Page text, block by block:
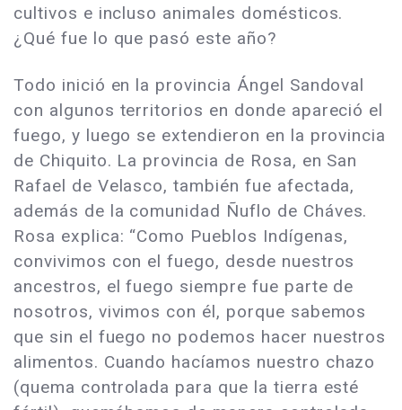
cultivos e incluso animales domésticos.
¿Qué fue lo que pasó este año?
Todo inició en la provincia Ángel Sandoval
con algunos territorios en donde apareció el
fuego, y luego se extendieron en la provincia
de Chiquito. La provincia de Rosa, en San
Rafael de Velasco, también fue afectada,
además de la comunidad Ñuflo de Cháves.
Rosa explica: “Como Pueblos Indígenas,
convivimos con el fuego, desde nuestros
ancestros, el fuego siempre fue parte de
nosotros, vivimos con él, porque sabemos
que sin el fuego no podemos hacer nuestros
alimentos. Cuando hacíamos nuestro chazo
(quema controlada para que la tierra esté